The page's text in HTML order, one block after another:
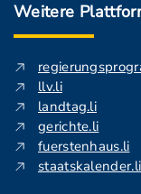
Weitere
llv.li
landtag.li
gerichte.li
fuerstenhaus.li
staatskalender.li